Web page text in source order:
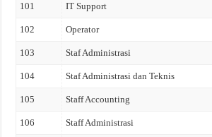
101 IT Support
102 Operator
103 Staf Administrasi
104 Staf Administrasi dan Teknis
105 Staff Accounting
106 Staff Administrasi